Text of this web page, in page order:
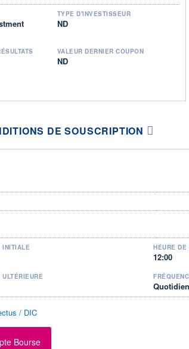
TYPE D'INVESTISSEUR
ND
VALEUR DERNIER COUPON
ND
DE SOUSCRIPTION
INITIALE HEURE DE
12:00
/ DIC
Bourse